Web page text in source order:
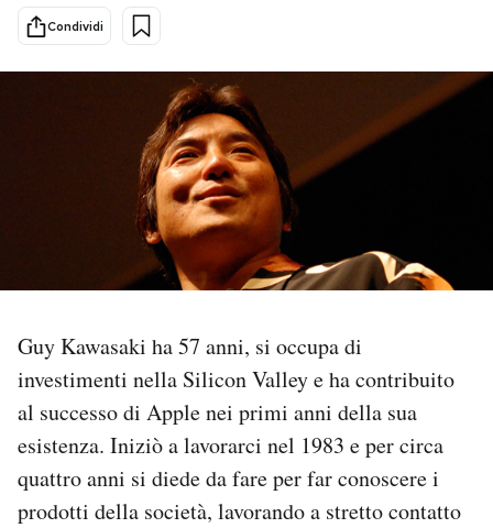
Economia
NEWSLETTER
I MIEI PREFERITI
SHOP
CALENDARIO
AREA PERSONALE
Condividi
Guy Kawasaki ha 57 anni, si occupa di
investimenti nella Silicon Valley e ha contribuito
al successo di Apple nei primi anni della sua
esistenza. Iniziò a lavorarci nel 1983 e per circa
quattro anni si diede da fare per far conoscere i
prodotti della società, lavorando a stretto contatto